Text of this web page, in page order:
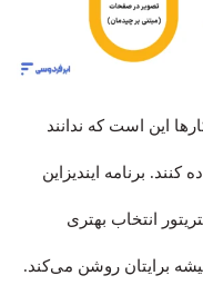
این است که ندانند
کنند. برنامه ایندیزاین
انتخاب بهتری
برایتان روشن می‌کند.